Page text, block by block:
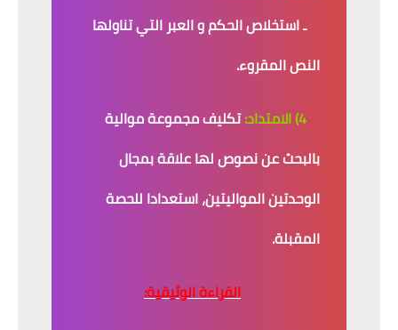
ـ استخلاص الحكم و العبر التي تناولها
النص المقروء.
4) الامتداد:
تكليف مجموعة موالية
بالبحث عن نصوص لها علاقة بمجال
الوحدتين المواليتين، استعدادا للحصة
المقبلة.
القراءة الوثيقية: